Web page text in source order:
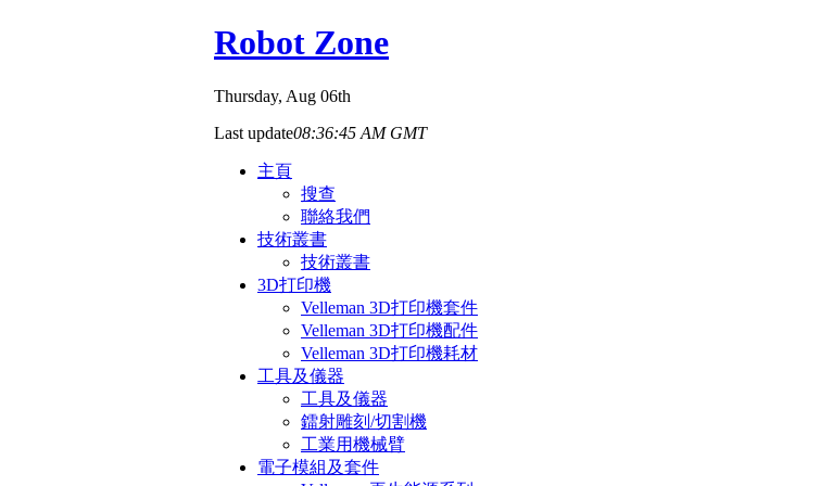
Robot Zone
Thursday, Aug 06th
Last update08:36:45 AM GMT
主頁
搜查
聯絡我們
技術叢書
技術叢書
3D打印機
Velleman 3D打印機套件
Velleman 3D打印機配件
Velleman 3D打印機耗材
工具及儀器
工具及儀器
鐳射雕刻/切割機
工業用機械臂
電子模組及套件